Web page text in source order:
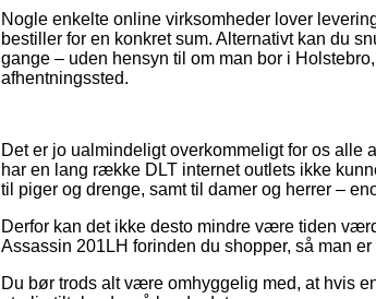
Nogle enkelte online virksomheder lover
bestiller for en konkret sum. Alternativt kan du
gange – uden hensyn til om man bor i
afhentningssted.
Det er jo ualmindeligt overkommeligt for os alle
har en lang række DLT internet outlets ikke
til piger og drenge, samt til damer og herrer –
Derfor kan det ikke desto mindre være tiden
Assassin 201LH forinden du shopper, så man
Du bør trods alt være omhyggelig med, at hvis